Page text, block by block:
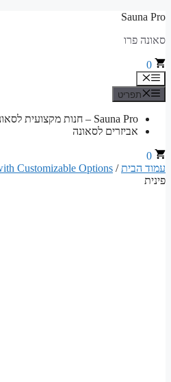
לדלג
Sauna Pro
סאונה פרו
0
תפריט
תפריט
Sauna Pro – חנות מקצועית לסאונות ואביזרי סאונה
אביזרים לסאונה
0
עמוד הבית/
Customizable Options
פינית